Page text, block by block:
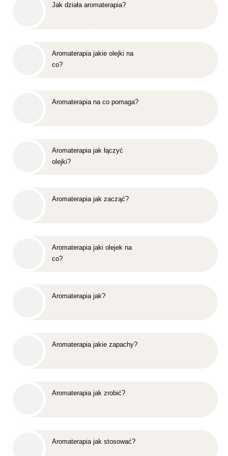
Jak działa aromaterapia?
Aromaterapia jakie olejki na
co?
Aromaterapia na co pomaga?
Aromaterapia jak łączyć
olejki?
Aromaterapia jak zacząć?
Aromaterapia jaki olejek na
co?
Aromaterapia jak?
Aromaterapia jakie zapachy?
Aromaterapia jak zrobić?
Aromaterapia jak stosować?